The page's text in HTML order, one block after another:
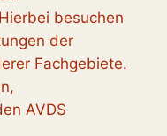
besuchen
der
Fachgebiete.
AVDS